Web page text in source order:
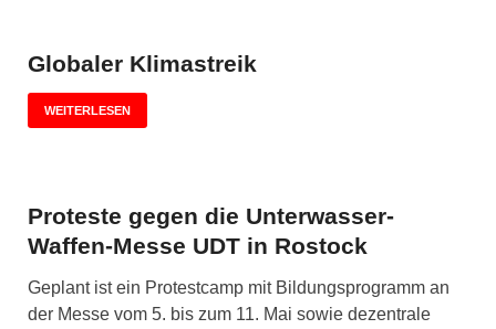
Globaler Klimastreik
WEITERLESEN
Proteste gegen die Unterwasser-
Waffen-Messe UDT in Rostock
Geplant ist ein Protestcamp mit Bildungsprogramm an
der Messe vom 5. bis zum 11. Mai sowie dezentrale